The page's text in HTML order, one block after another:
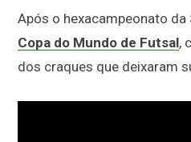
Após o hexacampeonato da
Copa do Mundo de Futsal,
dos craques que deixaram